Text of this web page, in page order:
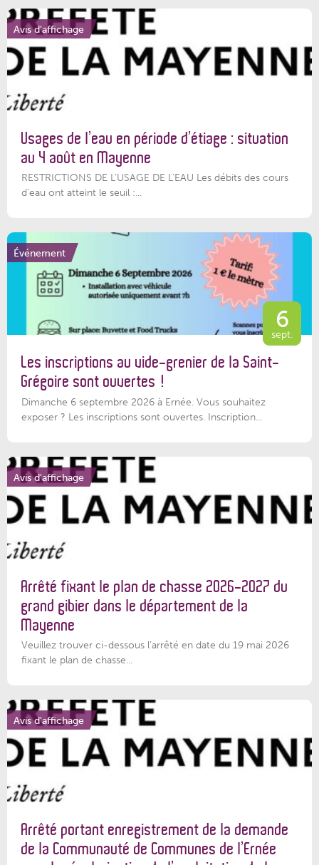
Avis d'affichage
Usages de l’eau en période d’étiage : situation
au 4 août en Mayenne
RESTRICTIONS DE L’USAGE DE L’EAU Les débits des cours
d'eau ont atteint le seuil :...
Événement
6
sept.
Les inscriptions au vide-grenier de la Saint-
Grégoire sont ouvertes !
Dimanche 6 septembre 2026 à Ernée. Vous souhaitez
exposer ? Les inscriptions sont ouvertes. Inscription...
Avis d'affichage
Arrêté fixant le plan de chasse 2026-2027 du
grand gibier dans le département de la
Mayenne
Veuillez trouver ci-dessous l’arrêté en date du 19 mai 2026
fixant le plan de chasse...
Avis d'affichage
Arrêté portant enregistrement de la demande
de la Communauté de Communes de l’Ernée